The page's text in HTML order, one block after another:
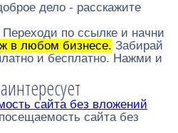
дело - расскажите
Переходи по ссылке и начни
в любом бизнесе. Забирай
и бесплатно. Нажми и
сайта без вложений
сайта без